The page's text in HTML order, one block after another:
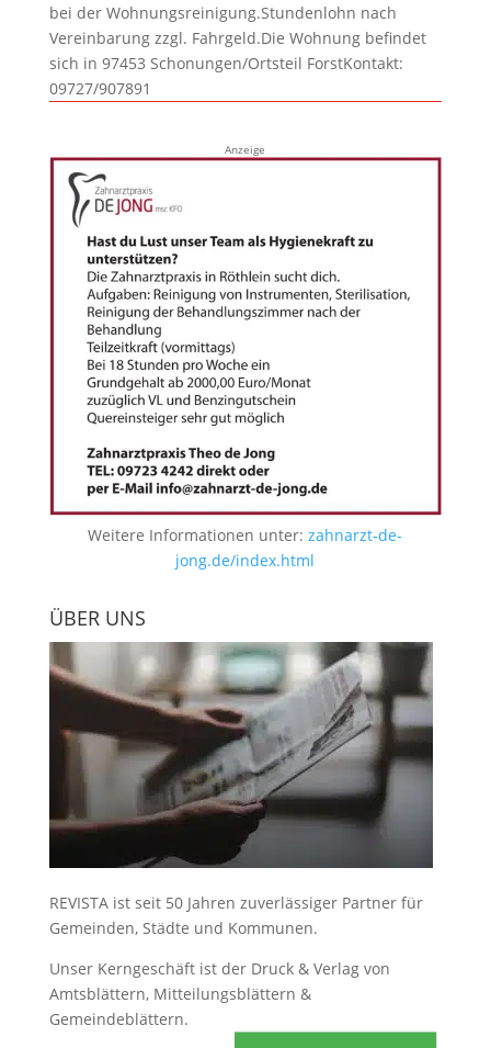
bei der Wohnungsreinigung.Stundenlohn nach
Vereinbarung zzgl. Fahrgeld.Die Wohnung befindet
sich in 97453 Schonungen/Ortsteil ForstKontakt:
09727/907891
Anzeige
Weitere Informationen unter:zahnarzt-de-
jong.de/index.html
ÜBER UNS
REVISTA ist seit 50 Jahren zuverlässiger Partner für
Gemeinden, Städte und Kommunen.
Unser Kerngeschäft ist der Druck & Verlag von
Amtsblättern, Mitteilungsblättern &
Gemeindeblättern.